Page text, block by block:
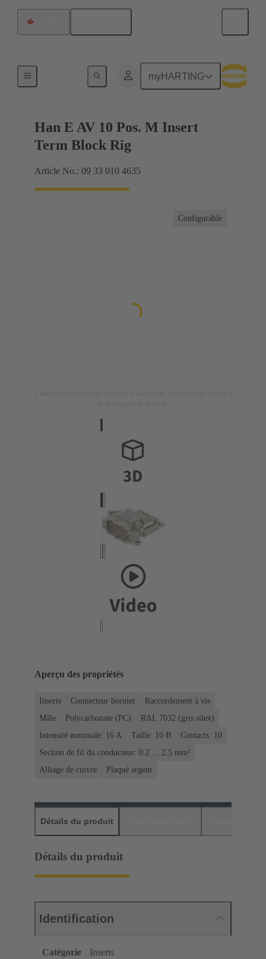
myHARTING
Connecteur bornier
Han E AV 10 Pos. M Insert
Term Block Rig
Article No.: 09 33 010 4635
Configurable
Aperçu des propriétés
Inserts Connecteur bornier
Raccordement à vis
Mâle
Polycarbonate (PC)
RAL 7032 (gris silex)
Intensité nominale: ‌16 A
Taille: 10 B
Contacts: 10
Section de fil du conducteur: 0.2 ... 2.5 mm²
Alliage de cuivre
Plaqué argent
Détails du produit
Détails du produit
Identification
Catégorie
Inserts